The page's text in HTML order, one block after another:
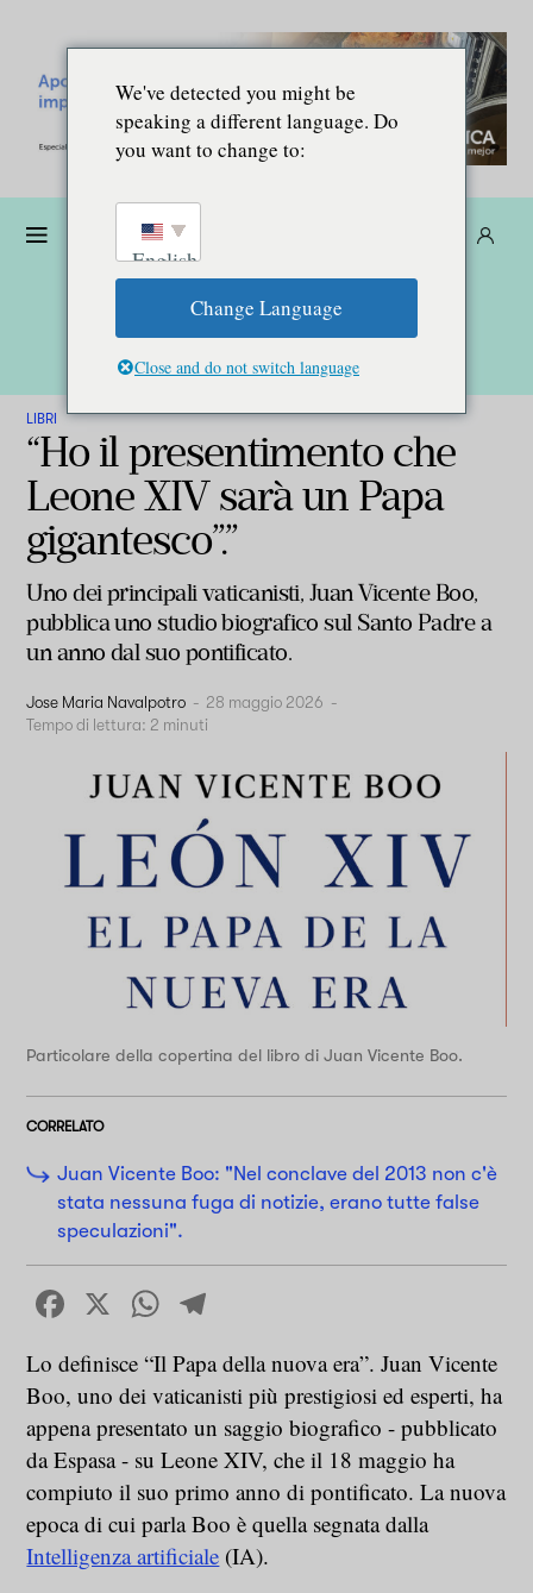
LIBRI
“Ho il presentimento che
Leone XIV sarà un Papa
gigantesco”.”
Uno dei principali vaticanisti, Juan Vicente Boo,
pubblica uno studio biografico sul Santo Padre a
un anno dal suo pontificato.
Jose Maria Navalpotro - 28 maggio 2026 -
Tempo di lettura: 2 minuti
Particolare della copertina del libro di Juan Vicente Boo.
CORRELATO
Juan Vicente Boo: "Nel conclave del 2013 non c'è
stata nessuna fuga di notizie, erano tutte false
speculazioni".
Facebook
X WhatsApp
Lo definisce “Il Papa della nuova era”. Juan Vicente
Boo, uno dei vaticanisti più prestigiosi ed esperti, ha
appena presentato un saggio biografico - pubblicato
da Espasa - su Leone XIV, che il 18 maggio ha
compiuto il suo primo anno di pontificato. La nuova
epoca di cui parla Boo è quella segnata dalla
Intelligenza artificiale (IA).
We've detected you might be
speaking a different language. Do
you want to change to:
English
Change Language
Close and do not switch language